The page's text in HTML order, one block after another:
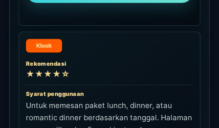
Klook
Rekomendasi
★★★★☆
Syarat penggunaan
Untuk memesan paket lunch, dinner, atau
romantic dinner berdasarkan tanggal. Halaman